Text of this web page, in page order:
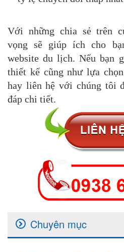
Với những chia sẻ trên
vọng sẽ giúp ích cho
website du lịch. Nếu bạn
thiết kế cũng như lựa
hay liên hệ với chúng tôi
đáp chi tiết.
Chuyên mục